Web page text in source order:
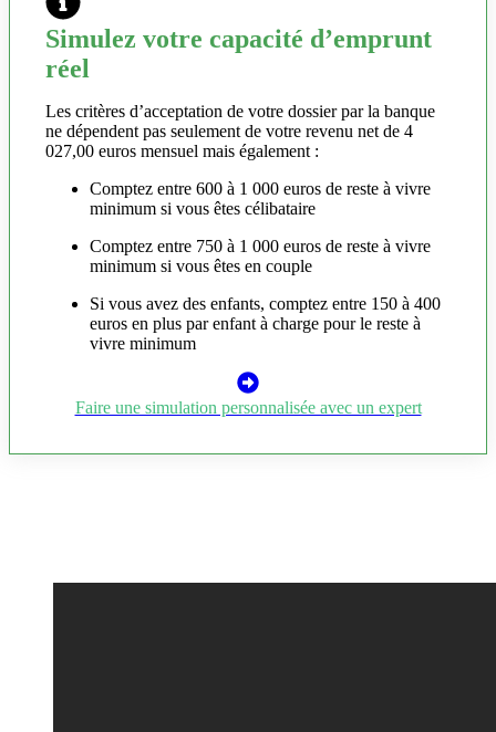
Simulez votre capacité d’emprunt
réel
Les critères d’acceptation de votre dossier par la banque
ne dépendent pas seulement de votre revenu net de 4
027,00 euros mensuel mais également :
Comptez entre 600 à 1 000 euros de reste à vivre
minimum si vous êtes célibataire
Comptez entre 750 à 1 000 euros de reste à vivre
minimum si vous êtes en couple
Si vous avez des enfants, comptez entre 150 à 400
euros en plus par enfant à charge pour le reste à
vivre minimum
Faire une simulation personnalisée avec un expert